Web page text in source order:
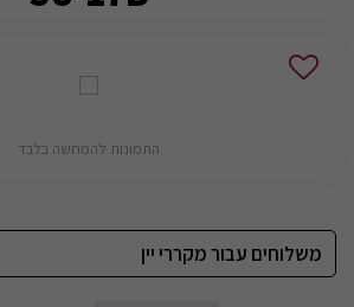
התמונות להמחשה בלבד